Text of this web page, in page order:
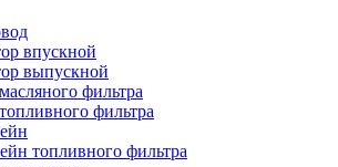
впускной
выпускной
фильтра
фильтра
топливного фильтра